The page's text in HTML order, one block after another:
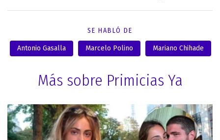
SE HABLÓ DE
Antonio Gasalla Marcelo Polino Mariano Chihade
Más sobre Primicias Ya